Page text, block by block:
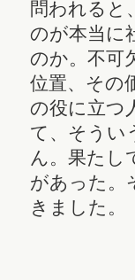
問われると
のが本当に
のか。不可
位置、その
の役に立つ
て、そうい
ん。果たし
があった。
きました。